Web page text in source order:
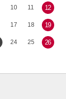
10 11 12
17 18 19
24 25 26